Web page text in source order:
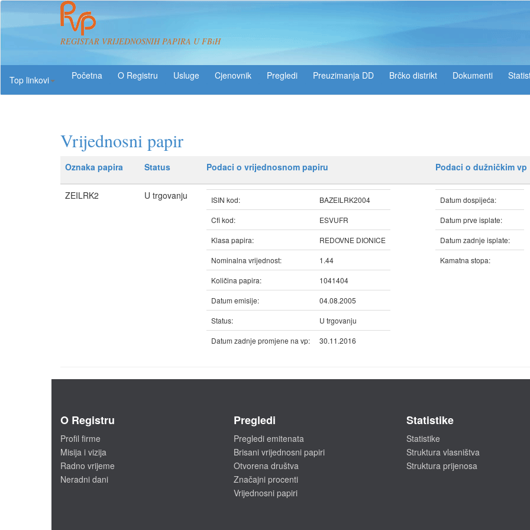
REGISTAR VRIJEDNOSNIH PAPIRA U FBiH
Top linkovi
O Registru Usluge Pregledi Preuzimanja DD Brčko distrikt Dokumenti
Vrijednosni papir
Oznaka papira Status Podaci o vrijednosnom papiru Podaci o dužničkim vp
ZEILRK2 U trgovanju ISIN kod:
BAZEILRK2004
Cfi kod:
ESVUFR
Klasa papira:
REDOVNE DIONICE
Nominalna vrijednost:
1.44
Količina papira:
1041404
Datum emisije:
04.08.2005
Status:
U trgovanju
Datum zadnje promjene na vp:
30.11.2016
Datum dospijeća:
Datum prve isplate:
Datum zadnje isplate:
Kamatna stopa:
O Registru
Profil firme
Misija i vizija
Radno vrijeme
Neradni dani
Pregledi
Pregledi emitenata
Brisani vrijednosni papiri
Otvorena društva
Značajni procenti
Vrijednosni papiri
Statistike
Statistike
Struktura vlasništva
Struktura prijenosa